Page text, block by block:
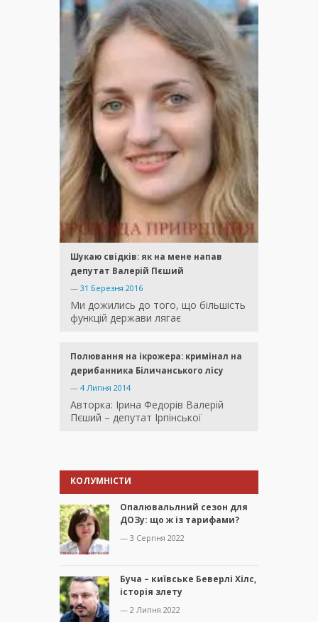
Шукаю свідків: як на мене напав
депутат Валерій Пєший
— 31 Березня 2016
Ми дожились до того, що більшість
функцій держави лягає
Полювання на ікрожера: кримінал на
дерибанника Біличанського лісу
— 4 Липня 2014
Авторка: Ірина Федорів Валерій
Пєший – депутат Ірпінської
КОЛУМНІСТИ
Опалювальлний сезон для
ДОЗу: що ж із тарифами?
— 3 Серпня 2022
Буча – київське Беверлі Хілс,
історія злету
— 2 Липня 2022